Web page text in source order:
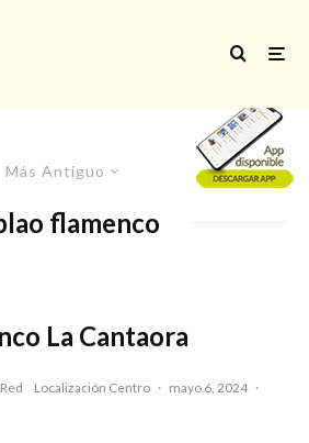
Más Antiguo
flamenco
La Cantaora
Localización Centro · mayo 6, 2024 ·